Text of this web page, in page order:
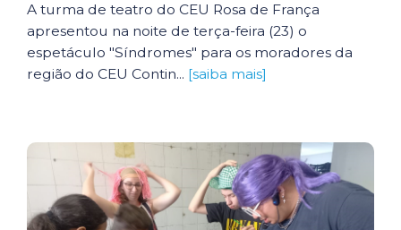
A turma de teatro do CEU Rosa de França
apresentou na noite de terça-feira (23) o
espetáculo "Síndromes" para os moradores da
região do CEU Contin... [saiba mais]